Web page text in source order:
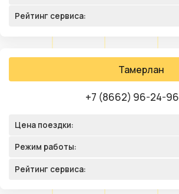
Рейтинг сервиса:
Тамерлан
+7 (8662) 96-24-96
Цена поездки:
Режим работы:
Рейтинг сервиса: